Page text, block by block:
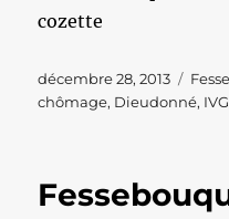
cozette
Publié
le
décembre 28, 2013
chômage, Dieudonné,